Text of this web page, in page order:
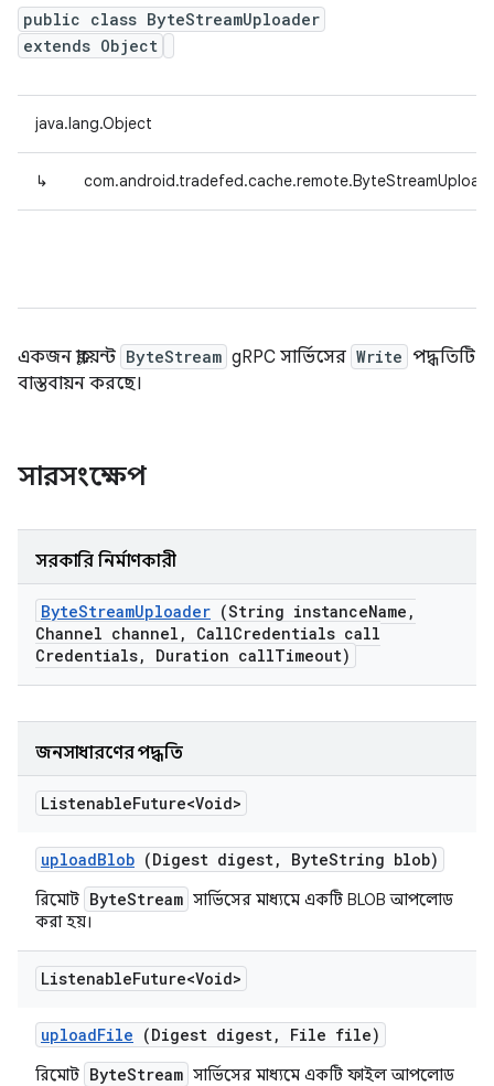
public class ByteStreamUploader
extends Object
java.lang.Object
↳
একজন ক্লায়েন্ট ByteStream gRPC সার্ভিসের Write পদ্ধতিটি
বাস্তবায়ন করছে।
সারসংক্ষেপ
সরকারি নির্মাণকারী
ByteStreamUploader (String instanceName ,
Channel channel , CallCredentials call
Credentials, Duration callTimeout)
জনসাধারণের পদ্ধতি
ListenableFuture<Void>
uploadBlob (Digest digest, ByteString blob)
রিমোট ByteStream সার্ভিসের মাধ্যমে একটি BLOB আপলোড
করা হয়।
ListenableFuture<Void>
uploadFile (Digest digest, File file)
রিমোট ByteStream সার্ভিসের মাধ্যমে একটি ফাইল আপলোড